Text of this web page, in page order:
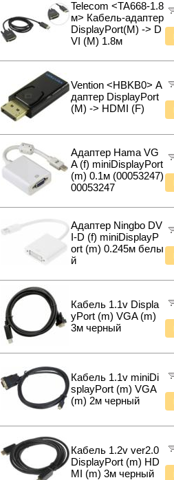
Telecom <TA668-1.8
м> Кабель-адаптер
DisplayPort(M) -> D
VI (M) 1.8м
Vention <HBKB0> А
даптер DisplayPort
(M) -> HDMI (F)
Адаптер Hama VG
A (f) miniDisplayPort
(m) 0.1м (00053247)
00053247
Адаптер Ningbo DV
I-D (f) miniDisplayP
ort (m) 0.245м белы
й
Кабель 1.1v Displa
yPort (m) VGA (m)
3м черный
Кабель 1.1v miniDi
splayPort (m) VGA
(m) 2м черный
Кабель 1.2v ver2.0
DisplayPort (m) HD
MI (m) 3м черный